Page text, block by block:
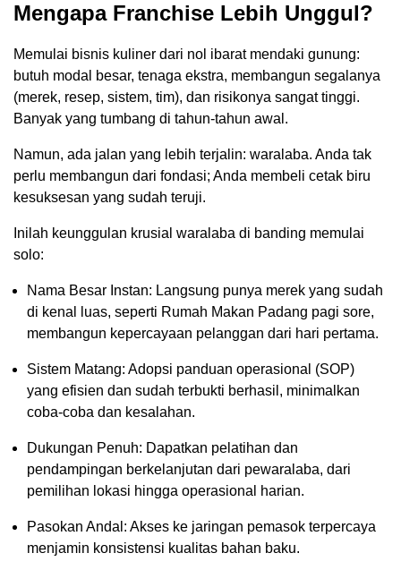
Mengapa Franchise Lebih Unggul?
Memulai bisnis kuliner dari nol ibarat mendaki gunung:
butuh modal besar, tenaga ekstra, membangun segalanya
(merek, resep, sistem, tim), dan risikonya sangat tinggi.
Banyak yang tumbang di tahun-tahun awal.
Namun, ada jalan yang lebih terjalin: waralaba. Anda tak
perlu membangun dari fondasi; Anda membeli cetak biru
kesuksesan yang sudah teruji.
Inilah keunggulan krusial waralaba di banding memulai
solo:
Nama Besar Instan: Langsung punya merek yang sudah
di kenal luas, seperti Rumah Makan Padang pagi sore,
membangun kepercayaan pelanggan dari hari pertama.
Sistem Matang: Adopsi panduan operasional (SOP)
yang efisien dan sudah terbukti berhasil, minimalkan
coba-coba dan kesalahan.
Dukungan Penuh: Dapatkan pelatihan dan
pendampingan berkelanjutan dari pewaralaba, dari
pemilihan lokasi hingga operasional harian.
Pasokan Andal: Akses ke jaringan pemasok terpercaya
menjamin konsistensi kualitas bahan baku.